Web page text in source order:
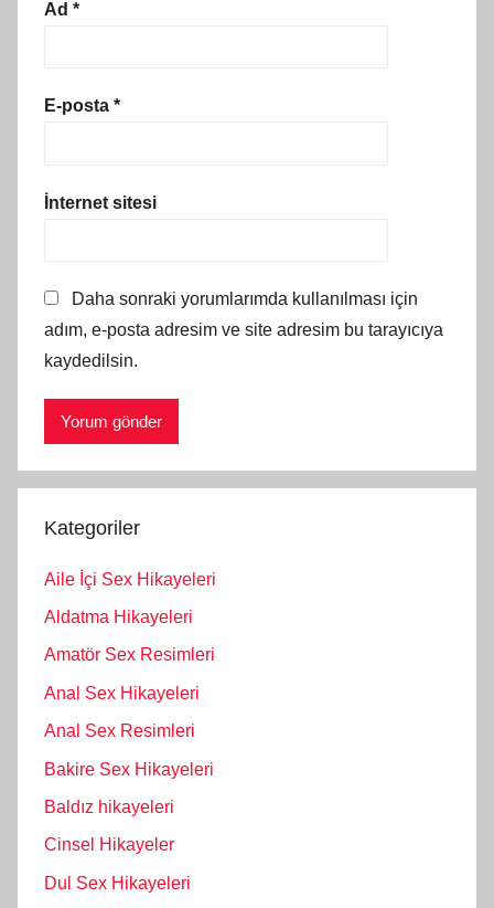
Ad *
E-posta *
İnternet sitesi
Daha sonraki yorumlarımda kullanılması için
adım, e-posta adresim ve site adresim bu tarayıcıya
kaydedilsin.
Kategoriler
Aile İçi Sex Hikayeleri
Aldatma Hikayeleri
Amatör Sex Resimleri
Anal Sex Hikayeleri
Anal Sex Resimleri
Bakire Sex Hikayeleri
Baldız hikayeleri
Cinsel Hikayeler
Dul Sex Hikayeleri